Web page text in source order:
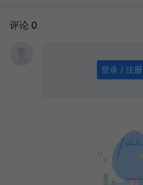
评论 0
登录 / 注册